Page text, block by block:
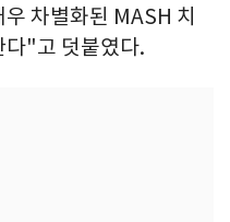
차별화된 MASH 치
다"고 덧붙였다.